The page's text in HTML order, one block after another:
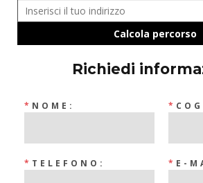
Richiedi
* NOME: *
* TELEFONO: * E-